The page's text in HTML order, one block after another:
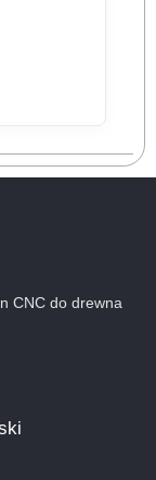
CNC do drewna